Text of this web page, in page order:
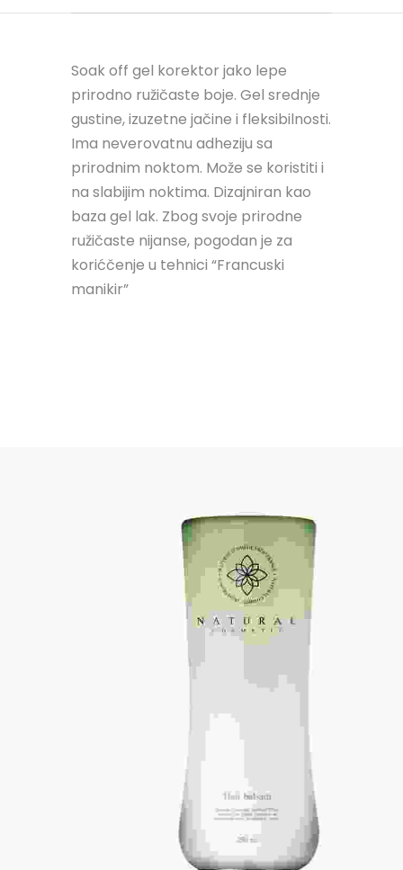
Soak off gel korektor jako lepe
prirodno ružičaste boje. Gel srednje
gustine, izuzetne jačine i fleksibilnosti.
Ima neverovatnu adheziju sa
prirodnim noktom. Može se koristiti i
na slabijim noktima. Dizajniran kao
baza gel lak. Zbog svoje prirodne
ružičaste nijanse, pogodan je za
korićčenje u tehnici “Francuski
manikir”